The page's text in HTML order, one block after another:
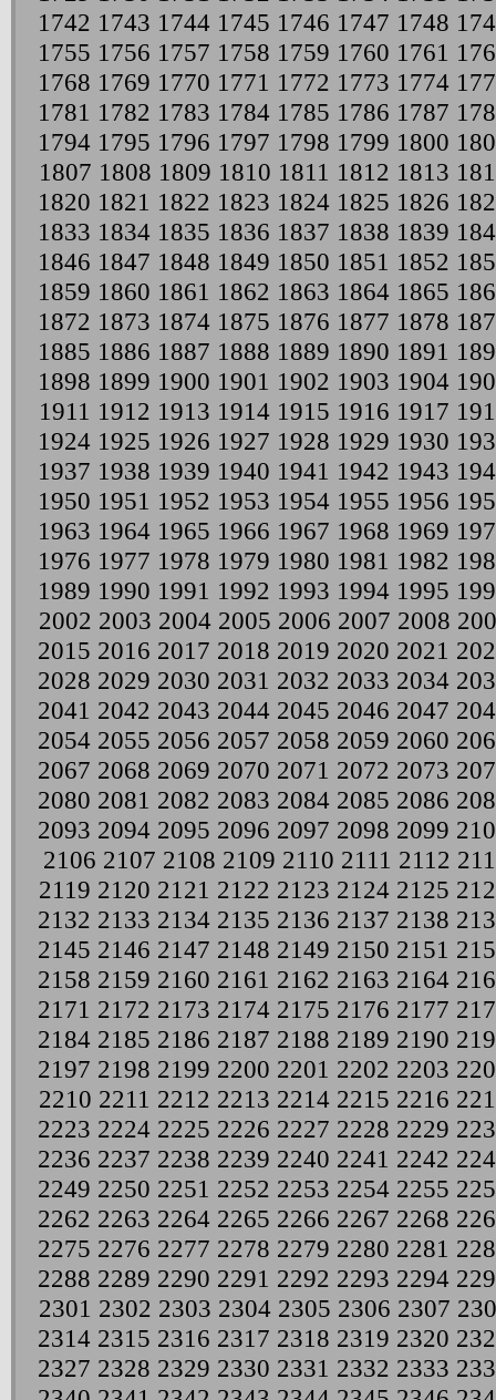
1742 1743 1744 1745 1746 1747 1748
1755 1756 1757 1758 1759 1760 1761
1768 1769 1770 1771 1772 1773 1774
1781 1782 1783 1784 1785 1786 1787
1794 1795 1796 1797 1798 1799 1800
1807 1808 1809 1810 1811 1812 1813
1820 1821 1822 1823 1824 1825 1826
1833 1834 1835 1836 1837 1838 1839
1846 1847 1848 1849 1850 1851 1852
1859 1860 1861 1862 1863 1864 1865
1872 1873 1874 1875 1876 1877 1878
1885 1886 1887 1888 1889 1890 1891
1898 1899 1900 1901 1902 1903 1904
1911 1912 1913 1914 1915 1916 1917
1924 1925 1926 1927 1928 1929 1930
1937 1938 1939 1940 1941 1942 1943
1950 1951 1952 1953 1954 1955 1956
1963 1964 1965 1966 1967 1968 1969
1976 1977 1978 1979 1980 1981 1982
1989 1990 1991 1992 1993 1994 1995
2002 2003 2004 2005 2006 2007 2008
2015 2016 2017 2018 2019 2020 2021
2028 2029 2030 2031 2032 2033 2034
2041 2042 2043 2044 2045 2046 2047
2054 2055 2056 2057 2058 2059 2060
2067 2068 2069 2070 2071 2072 2073
2080 2081 2082 2083 2084 2085 2086
2093 2094 2095 2096 2097 2098 2099
2106 2107 2108 2109 2110 2111 2112
2119 2120 2121 2122 2123 2124 2125
2132 2133 2134 2135 2136 2137 2138
2145 2146 2147 2148 2149 2150 2151
2158 2159 2160 2161 2162 2163 2164
2171 2172 2173 2174 2175 2176 2177
2184 2185 2186 2187 2188 2189 2190
2197 2198 2199 2200 2201 2202 2203
2210 2211 2212 2213 2214 2215 2216
2223 2224 2225 2226 2227 2228 2229
2236 2237 2238 2239 2240 2241 2242
2249 2250 2251 2252 2253 2254 2255
2262 2263 2264 2265 2266 2267 2268
2275 2276 2277 2278 2279 2280 2281
2288 2289 2290 2291 2292 2293 2294
2301 2302 2303 2304 2305 2306 2307
2314 2315 2316 2317 2318 2319 2320
2327 2328 2329 2330 2331 2332 2333